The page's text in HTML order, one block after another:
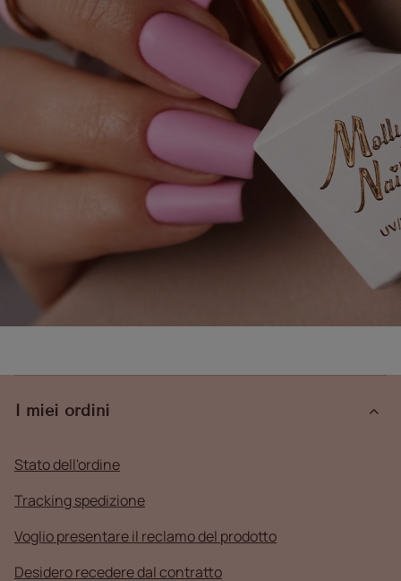
I miei ordini
Stato dell'ordine
Tracking spedizione
Voglio presentare il reclamo del prodotto
Desidero recedere dal contratto